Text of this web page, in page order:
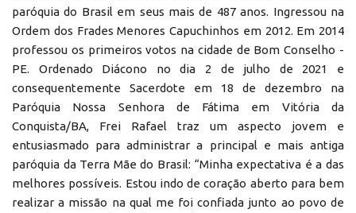
paróquia do Brasil em seus mais de 487 anos. Ingressou na
Ordem dos Frades Menores Capuchinhos em 2012. Em 2014
professou os primeiros votos na cidade de Bom Conselho -
PE. Ordenado Diácono no dia 2 de julho de 2021 e
consequentemente Sacerdote em 18 de dezembro na
Paróquia Nossa Senhora de Fátima em Vitória da
Conquista/BA, Frei Rafael traz um aspecto jovem e
entusiasmado para administrar a principal e mais antiga
paróquia da Terra Mãe do Brasil: “Minha expectativa é a das
melhores possíveis. Estou indo de coração aberto para bem
realizar a missão na qual me foi confiada junto ao povo de